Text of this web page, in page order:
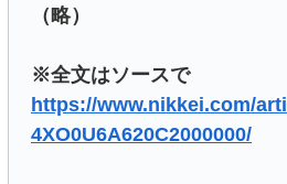
（略）
※全文はソースで
https://www.nikkei.com/
4XO0U6A620C2000000/